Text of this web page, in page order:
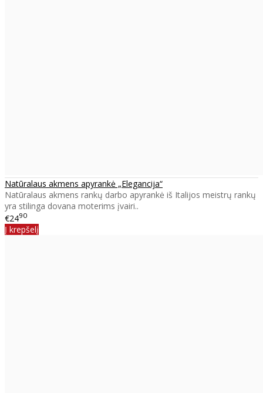
Natūralaus akmens apyrankė „Elegancija“
Natūralaus akmens rankų darbo apyrankė iš Italijos meistrų rankų
yra stilinga dovana moterims įvairi..
€2490
Į krepšelį